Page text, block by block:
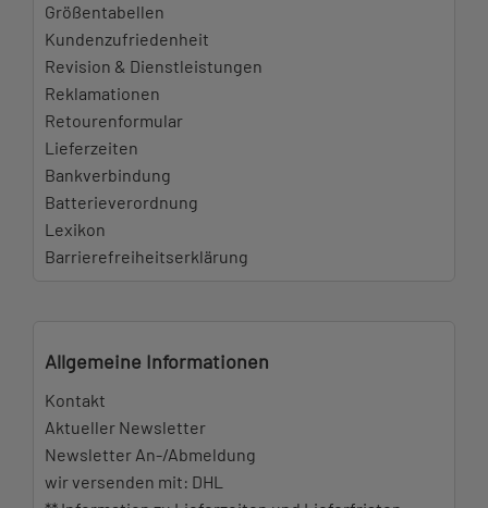
Größentabellen
Kundenzufriedenheit
Revision & Dienstleistungen
Reklamationen
Retourenformular
Lieferzeiten
Bankverbindung
Batterieverordnung
Lexikon
Barrierefreiheitserklärung
Allgemeine Informationen
Kontakt
Aktueller Newsletter
Newsletter An-/Abmeldung
wir versenden mit: DHL